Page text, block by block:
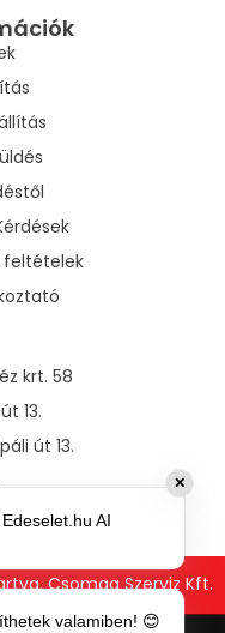
feltételek
krt. 58
13.
út 13.
Csomag Szerviz Kft.
✕
AI
valamiben! 😊